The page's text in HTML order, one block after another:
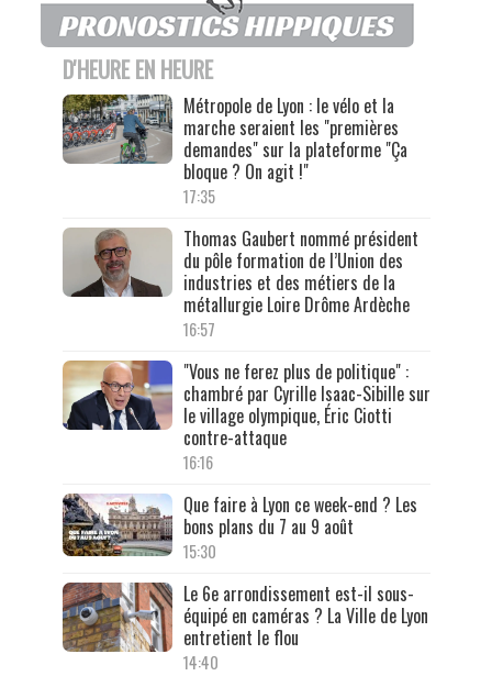
D'HEURE EN HEURE
Métropole de Lyon : le vélo et la
marche seraient les "premières
demandes" sur la plateforme "Ça
bloque ? On agit !"
17:35
Thomas Gaubert nommé président
du pôle formation de l’Union des
industries et des métiers de la
métallurgie Loire Drôme Ardèche
16:57
"Vous ne ferez plus de politique" :
chambré par Cyrille Isaac-Sibille sur
le village olympique, Éric Ciotti
contre-attaque
16:16
Que faire à Lyon ce week-end ? Les
bons plans du 7 au 9 août
15:30
Le 6e arrondissement est-il sous-
équipé en caméras ? La Ville de Lyon
entretient le flou
14:40